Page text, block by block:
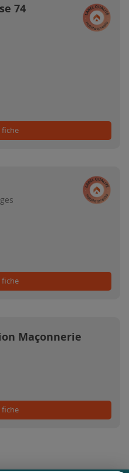
74
fiche
fiche
Maçonnerie
fiche